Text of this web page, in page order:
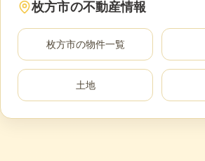
枚方市の不動産情報
枚方市の物件一覧
土地